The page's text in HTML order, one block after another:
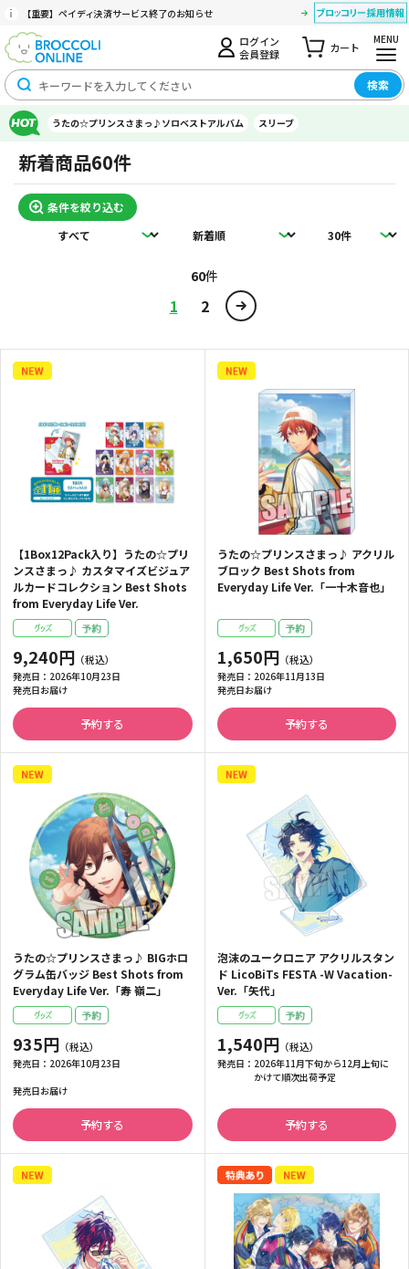
【重要】ペイディ決済サービス終了のお知らせ
ログイン
会員登録
カート
MENU
検索
うたの☆プリンスさまっ♪ソロベストアルバム スリーブ
新着商品60件
条件を絞り込む
60件
1 2
【1Box12Pack入り】うたの☆プリ
ンスさまっ♪ カスタマイズビジュア
ルカードコレクション Best Shots
from Everyday Life Ver.
9,240円
発売日： 2026年10月23日
発売日お届け
予約する
うたの☆プリンスさまっ♪ アクリル
ブロック Best Shots from
Everyday Life Ver.「一十木音也」
1,650円
発売日： 2026年11月13日
発売日お届け
予約する
うたの☆プリンスさまっ♪ BIGホロ
グラム缶バッジ Best Shots from
Everyday Life Ver.「寿 嶺二」
935円
発売日： 2026年10月23日
発売日お届け
予約する
泡沫のユークロニア アクリルスタン
ド LicoBiTs FESTA -W Vacation-
Ver.「矢代」
1,540円
発売日： 2026年11月下旬から12月上旬に
かけて順次出荷予定
予約する